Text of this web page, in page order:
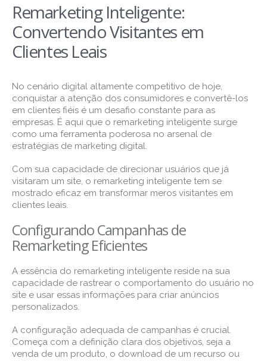
Remarketing Inteligente:
Convertendo Visitantes em
Clientes Leais
No cenário digital altamente competitivo de hoje,
conquistar a atenção dos consumidores e convertê-los
em clientes fiéis é um desafio constante para as
empresas. É aqui que o remarketing inteligente surge
como uma ferramenta poderosa no arsenal de
estratégias de marketing digital.
Com sua capacidade de direcionar usuários que já
visitaram um site, o remarketing inteligente tem se
mostrado eficaz em transformar meros visitantes em
clientes leais.
Configurando Campanhas de
Remarketing Eficientes
A essência do remarketing inteligente reside na sua
capacidade de rastrear o comportamento do usuário no
site e usar essas informações para criar anúncios
personalizados.
A configuração adequada de campanhas é crucial.
Começa com a definição clara dos objetivos, seja a
venda de um produto, o download de um recurso ou